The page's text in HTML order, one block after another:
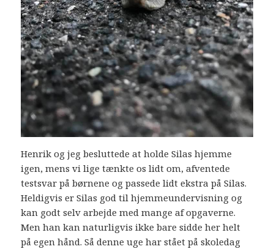
Henrik og jeg besluttede at holde Silas hjemme
igen, mens vi lige tænkte os lidt om, afventede
testsvar på børnene og passede lidt ekstra på Silas.
Heldigvis er Silas god til hjemmeundervisning og
kan godt selv arbejde med mange af opgaverne.
Men han kan naturligvis ikke bare sidde her helt
på egen hånd. Så denne uge har stået på skoledag